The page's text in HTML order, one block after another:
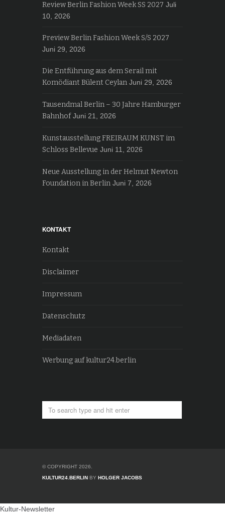
Review Berlin Fashion Week SS 2027 Juli
10, 2026
Preview Berlin Fashion Week S/S 2027
Juni 29, 2026
Die Entführung aus dem Serail mit
Komödiant Bülent Ceylan Juni 29, 2026
Tausendmal Berlin – 30 Jahre Hamburger
Bahnhof Juni 21, 2026
Kunstausstellung FREIRAUM KUNST im
Schloss Bellevue Juni 11, 2026
Neue Ausstellung in der Helmut Newton
Foundation in Berlin Juni 7, 2026
KONTAKT
Kontakt
Disclaimer
Impressum
Datenschutz
Mediadaten
Werbung auf kultur24.berlin
© COPYRIGHT 2026.
KULTUR24.BERLINBY HOLGER JACOBS
Kultur-Newsletter